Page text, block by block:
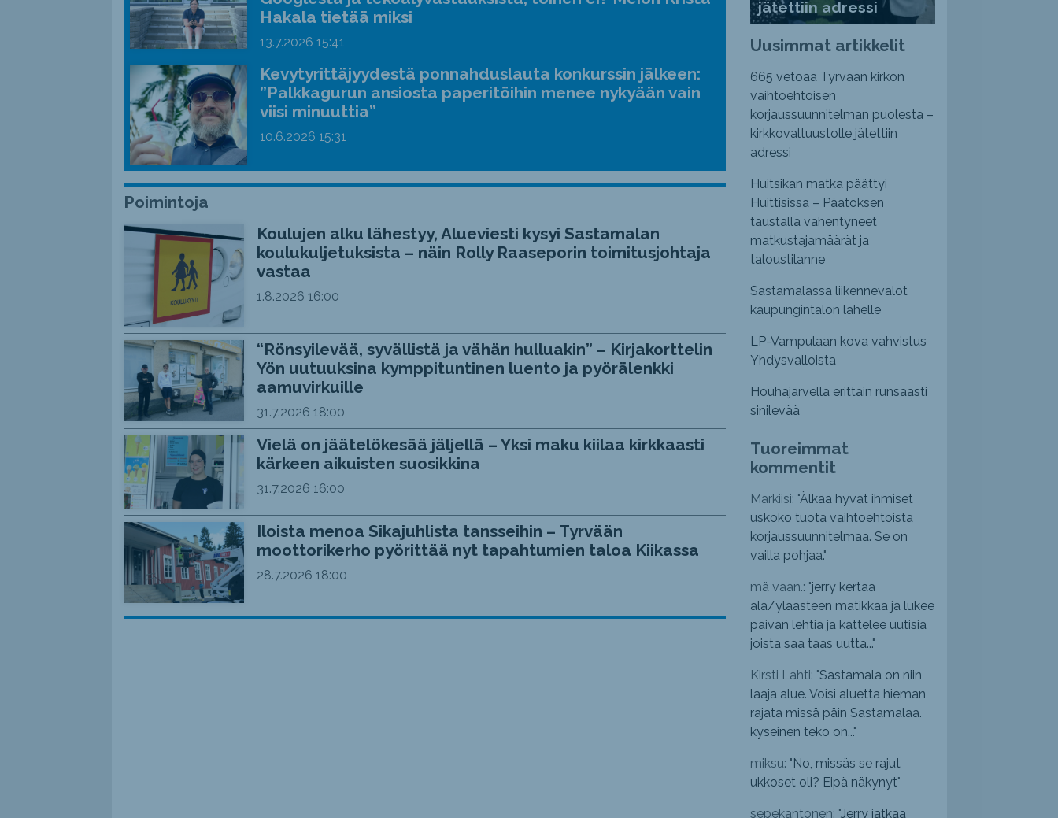
äänenvoimakkuutta
pienemmäksi.
Hakala tietää miksi
13.7.2026 15:41
Kevytyrittäjyydestä ponnahduslauta konkurssin jälkeen:
”Palkkagurun ansiosta paperitöihin menee nykyään vain
viisi minuuttia”
10.6.2026 15:31
Poimintoja
Koulujen alku lähestyy, Alueviesti kysyi Sastamalan
koulukuljetuksista – näin Rolly Raaseporin toimitusjohtaja
vastaa
1.8.2026 16:00
“Rönsyilevää, syvällistä ja vähän hulluakin” – Kirjakorttelin
Yön uutuuksina kymppituntinen luento ja pyörälenkki
aamuvirkuille
31.7.2026 18:00
Vielä on jäätelökesää jäljellä – Yksi maku kiilaa kirkkaasti
kärkeen aikuisten suosikkina
31.7.2026 16:00
Iloista menoa Sikajuhlista tansseihin – Tyrvään
moottorikerho pyörittää nyt tapahtumien taloa Kiikassa
28.7.2026 18:00
jätettiin adressi
Uusimmat artikkelit
665 vetoaa Tyrvään kirkon
vaihtoehtoisen
korjaussuunnitelman puolesta –
kirkkovaltuustolle jätettiin
adressi
Huitsikan matka päättyi
Huittisissa – Päätöksen
taustalla vähentyneet
matkustajamäärät ja
taloustilanne
Sastamalassa liikennevalot
kaupungintalon lähelle
LP-Vampulaan kova vahvistus
Yhdysvalloista
Houhajärvellä erittäin runsaasti
sinilevää
Tuoreimmat
kommentit
Markiisi: "Älkää hyvät ihmiset
uskoko tuota vaihtoehtoista
korjaussuunnitelmaa. Se on
vailla pohjaa."
mä vaan.: "jerry kertaa
ala/yläasteen matikkaa ja lukee
päivän lehtiä ja kattelee uutisia
joista saa taas uutta..."
Kirsti Lahti: "Sastamala on niin
laaja alue. Voisi aluetta hieman
rajata missä päin Sastamalaa.
kyseinen teko on..."
miksu: " No, missäs se rajut
ukkoset oli? Eipä näkynyt"
sepekantonen: "Jerry jatkaa